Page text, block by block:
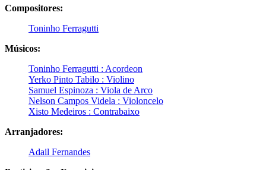
Compositores:
Toninho Ferragutti
Músicos:
Toninho Ferragutti : Acordeon
Yerko Pinto Tabilo : Violino
Samuel Espinoza : Viola de Arco
Nelson Campos Videla : Violoncelo
Xisto Medeiros : Contrabaixo
Arranjadores:
Adail Fernandes